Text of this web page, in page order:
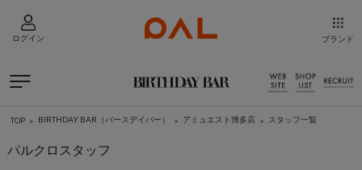
ログイン ブランド
TOP BIRTHDAY BAR（バースデイバー） アミュエスト博多店 スタッフ一覧
パルクロスタッフ